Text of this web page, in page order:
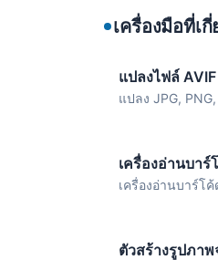
เครื่องมือที่เ
แปลงไฟล์ AVIF
แปลง JPG,
เครื่องอ่านบาร์
เครื่องอ่านบาร์โ
ตัวสร้างรูปภาพ